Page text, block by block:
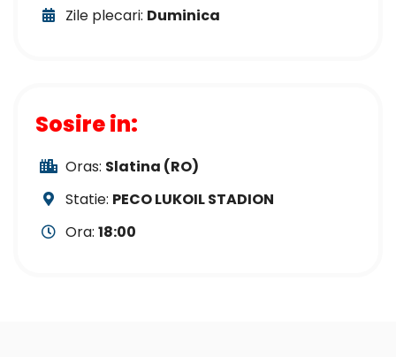
Zile plecari: Duminica
Sosire in:
Oras: Slatina (RO)
Statie: PECO LUKOIL STADION
Ora: 18:00